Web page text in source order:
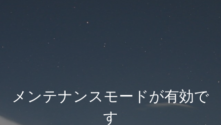
メンテナンスモードが有効で
す